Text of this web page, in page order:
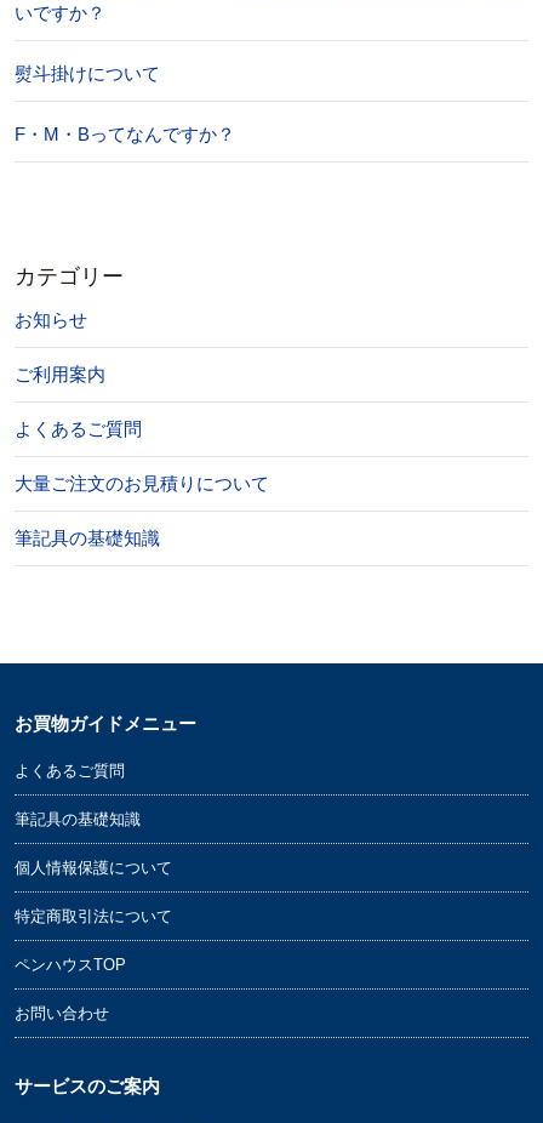
いですか？
熨斗掛けについて
F・M・Bってなんですか？
カテゴリー
お知らせ
ご利用案内
よくあるご質問
大量ご注文のお見積りについて
筆記具の基礎知識
お買物ガイドメニュー
よくあるご質問
筆記具の基礎知識
個人情報保護について
特定商取引法について
ペンハウスTOP
お問い合わせ
サービスのご案内